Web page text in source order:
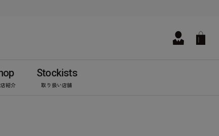
紹介
Stockists
取り扱い店舗